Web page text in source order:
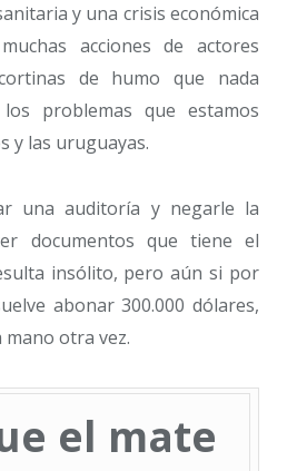
y una crisis económica
acciones de actores
de humo que nada
problemas que estamos
y las uruguayas.
una auditoría y negarle la
documentos que tiene el
insólito, pero aún si por
abonar 300.000 dólares,
mano otra vez.
el mate